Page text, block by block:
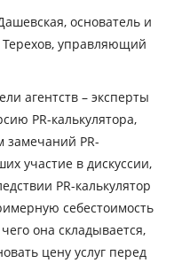
, основатель и
, управляющий
агентств – эксперты
PR-калькулятора,
замечаний PR-
участие в дискуссии,
PR-калькулятор
себестоимость
она складывается,
цену услуг перед